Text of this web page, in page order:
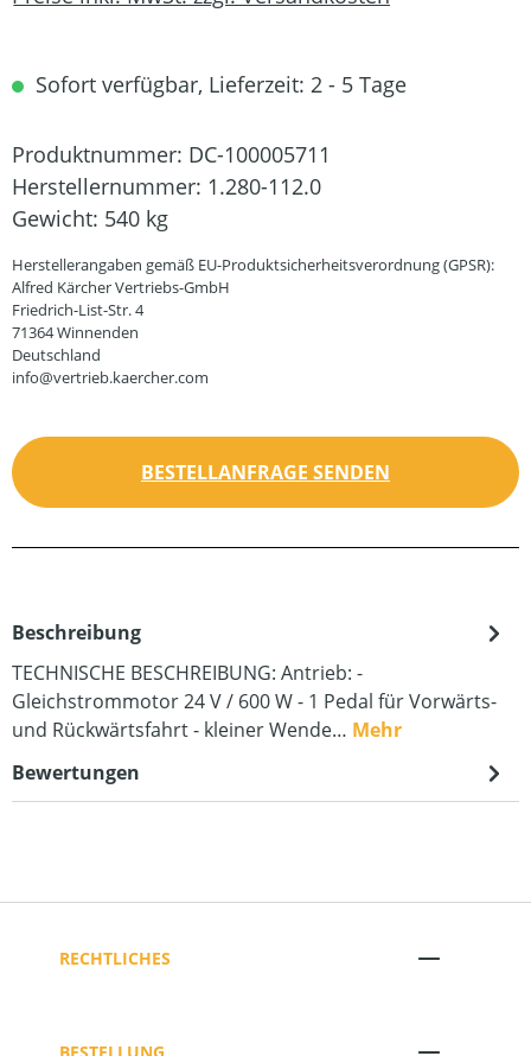
Sofort verfügbar, Lieferzeit: 2 - 5 Tage
Produktnummer: DC-100005711
Herstellernummer: 1.280-112.0
Gewicht: 540 kg
Herstellerangaben gemäß EU-Produktsicherheitsverordnung (GPSR):
Alfred Kärcher Vertriebs-GmbH
Friedrich-List-Str. 4
71364 Winnenden
Deutschland
info@vertrieb.kaercher.com
BESTELLANFRAGE SENDEN
Beschreibung
TECHNISCHE BESCHREIBUNG: Antrieb: -
Gleichstrommotor 24 V / 600 W - 1 Pedal für Vorwärts-
und Rückwärtsfahrt - kleiner Wende… Mehr
Bewertungen
RECHTLICHES